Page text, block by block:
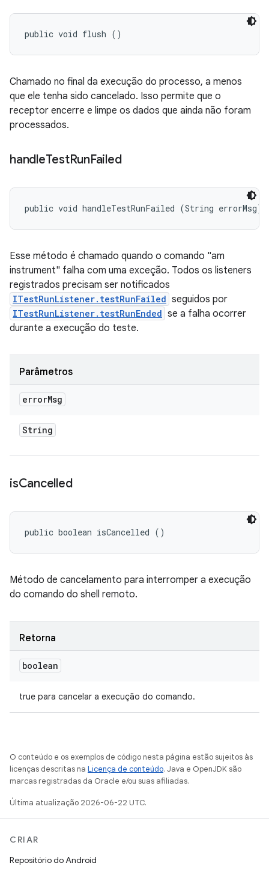
public void flush ()
Chamado no final da execução do processo, a menos
que ele tenha sido cancelado. Isso permite que o
receptor encerre e limpe os dados que ainda não foram
processados.
handleTestRunFailed
public void handleTestRunFailed (String errorMsg)
Esse método é chamado quando o comando "am
instrument" falha com uma exceção. Todos os listeners
registrados precisam ser notificados
ITestRunListener.testRunFailed seguidos por
ITestRunListener.testRunEnded se a falha ocorrer
durante a execução do teste.
Parâmetros
errorMsg
String
isCancelled
public boolean isCancelled ()
Método de cancelamento para interromper a execução
do comando do shell remoto.
Retorna
boolean
true para cancelar a execução do comando.
O conteúdo e os exemplos de código nesta página estão sujeitos às
licenças descritas na Licença de conteúdo. Java e OpenJDK são
marcas registradas da Oracle e/ou suas afiliadas.
Última atualização 2026-06-22 UTC.
CRIAR
Repositório do Android